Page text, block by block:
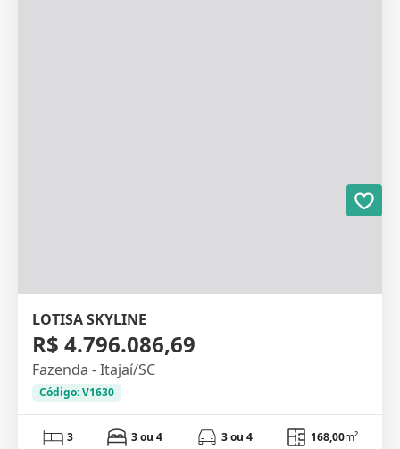
LOTISA SKYLINE
R$ 4.796.086,69
Fazenda - Itajaí/SC
Código: V1630
3 3 ou 4 3 ou 4 168,00m²